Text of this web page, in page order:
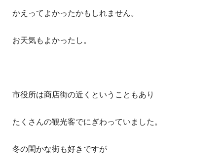
かえってよかったかもしれません。
お天気もよかったし。
市役所は商店街の近くということもあり
たくさんの観光客でにぎわっていました。
冬の閑かな街も好きですが